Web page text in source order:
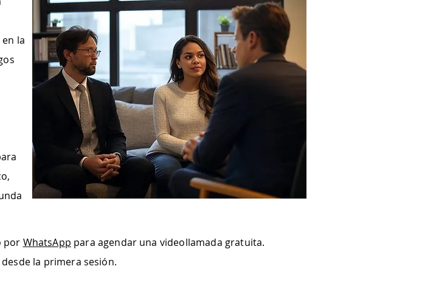
la
por WhatsApp para agendar una videollamada gratuita.
la primera sesión.